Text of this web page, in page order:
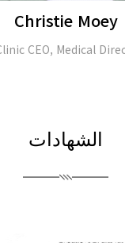
Alina Tomasheva
Dermatologist
الشهادات